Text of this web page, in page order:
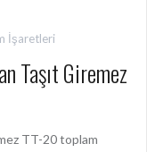
İşaretleri
Taşıt Giremez
TT-20 toplam